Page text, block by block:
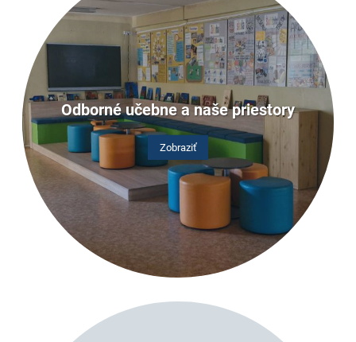
Odborné učebne a naše priestory
Zobraziť